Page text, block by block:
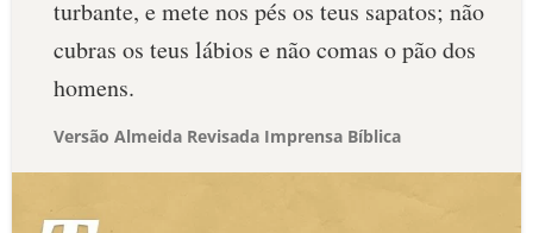
turbante, e mete nos pés os teus sapatos; não
cubras os teus lábios e não comas o pão dos
homens.
Versão Almeida Revisada Imprensa Bíblica